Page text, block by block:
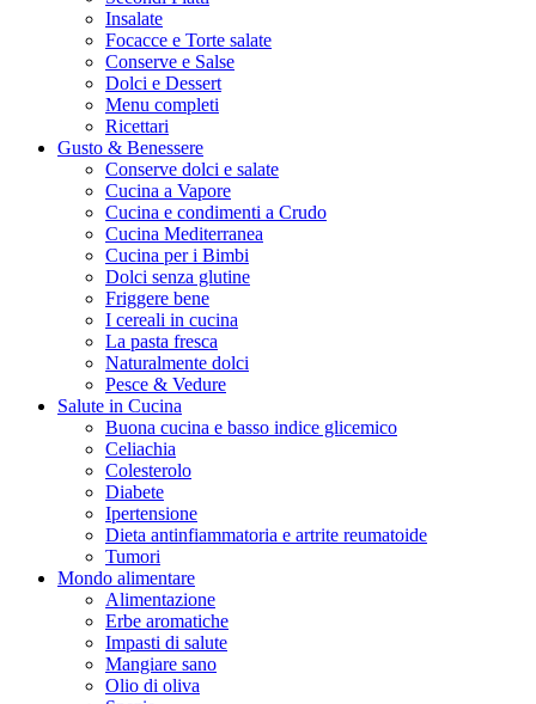
Insalate
Focacce e Torte salate
Conserve e Salse
Dolci e Dessert
Menu completi
Ricettari
Gusto & Benessere
Conserve dolci e salate
Cucina a Vapore
Cucina e condimenti a Crudo
Cucina Mediterranea
Cucina per i Bimbi
Dolci senza glutine
Friggere bene
I cereali in cucina
La pasta fresca
Naturalmente dolci
Pesce & Vedure
Salute in Cucina
Buona cucina e basso indice glicemico
Celiachia
Colesterolo
Diabete
Ipertensione
Dieta antinfiammatoria e artrite reumatoide
Tumori
Mondo alimentare
Alimentazione
Erbe aromatiche
Impasti di salute
Mangiare sano
Olio di oliva